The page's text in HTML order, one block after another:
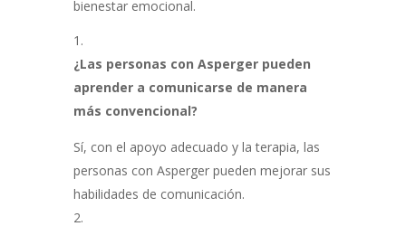
bienestar emocional.
¿Las personas con Asperger pueden
aprender a comunicarse de manera
más convencional?
Sí, con el apoyo adecuado y la terapia, las
personas con Asperger pueden mejorar sus
habilidades de comunicación.